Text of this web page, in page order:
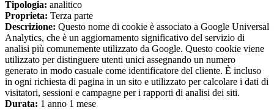
Tipologia: analitico
Proprieta: Terza parte
Descrizione: Questo nome di cookie è associato a Google Universal
Analytics, che è un aggiornamento significativo del servizio di
analisi più comunemente utilizzato da Google. Questo cookie viene
utilizzato per distinguere utenti unici assegnando un numero
generato in modo casuale come identificatore del cliente. È incluso
in ogni richiesta di pagina in un sito e utilizzato per calcolare i dati di
visitatori, sessioni e campagne per i rapporti di analisi dei siti.
Durata: 1 anno 1 mese